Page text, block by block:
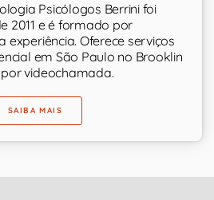
Psicólogos Berrini foi
2011 e é formado por
experiência. Oferece serviços
em São Paulo no Brooklin
videochamada.
SAIBA MAIS